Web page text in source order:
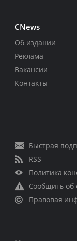
CNews
Об издании
Реклама
Вакансии
Контакты
Быстрая
RSS
Политика
Сообщить об
Правовая